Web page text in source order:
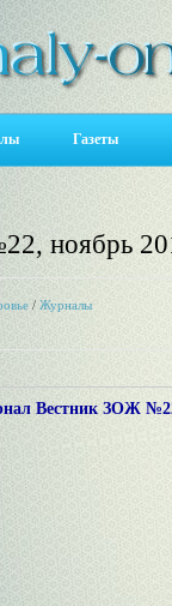
Газеты
ноябрь
/ Журналы
Вестник ЗОЖ